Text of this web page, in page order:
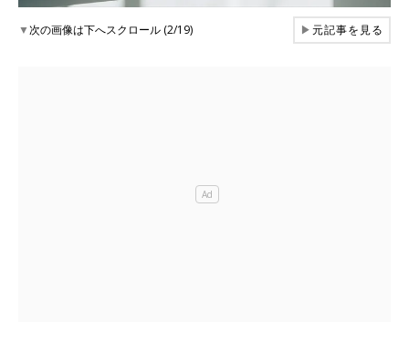
▼次の画像は下へスクロール (2/19) ▶元記事を見る